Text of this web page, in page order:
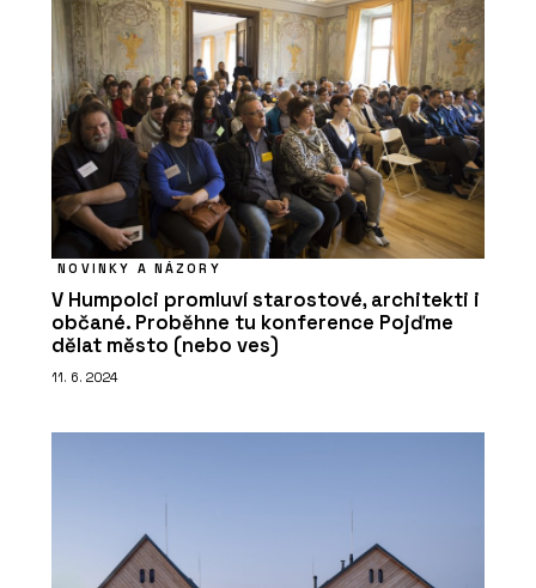
NOVINKY A NÁZORY
V Humpolci promluví starostové, architekti i
občané. Proběhne tu konference Pojďme
dělat město (nebo ves)
11. 6. 2024